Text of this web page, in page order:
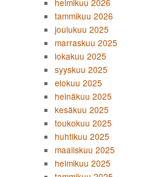
tammikuu 2026
joulukuu 2025
marraskuu 2025
lokakuu 2025
syyskuu 2025
elokuu 2025
heinäkuu 2025
kesäkuu 2025
toukokuu 2025
huhtikuu 2025
maaliskuu 2025
helmikuu 2025